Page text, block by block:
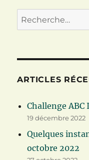
Recherche
pour :
ARTICLES
Challenge
19 décembre 2022
Quelques
octobre 2022